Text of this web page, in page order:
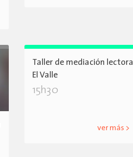
Taller de mediación lectora
El Valle
15h30
ver más >